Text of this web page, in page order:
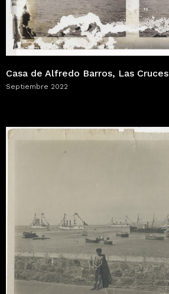
Casa de Alfredo Barros, Las Cruces
Septiembre 2022